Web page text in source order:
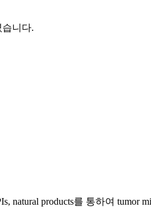
습니다.
natural products를 통하여 tumor